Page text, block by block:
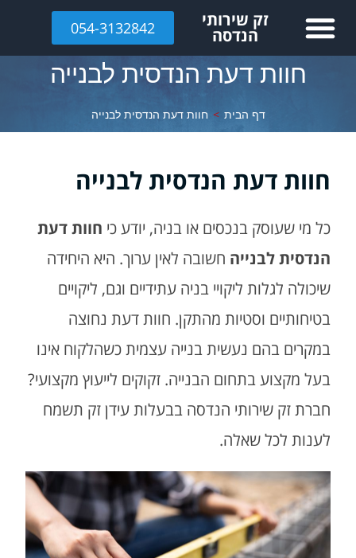
לתוכן זק שירותי
הנדסה 054-3132842
חוות דעת הנדסית לבנייה
דף הבית > חוות דעת הנדסית לבנייה
חוות דעת הנדסית לבנייה
כל מי שעוסק בנכסים או בניה, יודע כי חוות דעת
הנדסית לבנייה חשובה לאין ערוך. היא היחידה
שיכולה לגלות ליקויי בניה עתידיים וגם, ליקויים
בטיחותיים וסטיות מהתקן. חוות דעת נחוצה
במקרים בהם נעשית בנייה עצמית כשהלקוח אינו
בעל מקצוע בתחום הבנייה. זקוקים לייעוץ מקצועי?
חברת זק שירותי הנדסה בבעלות עידן זק תשמח
לענות לכל שאלה.